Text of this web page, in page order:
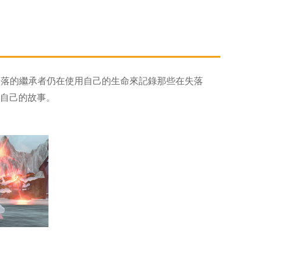
的繼承者仍在使用自己的生命來記錄那些在失落
己的故事。